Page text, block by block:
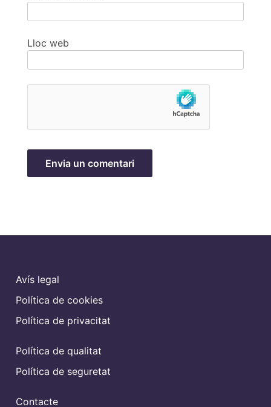
Lloc web
Avís legal
Política de cookies
Política de privacitat
Política de qualitat
Política de seguretat
Contacte